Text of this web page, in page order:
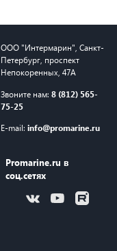
ООО "Интермарин" Санкт-
Петербург, проспект
Непокоренных, 47А
Звоните нам: 8 (812) 565-
75-25
E-mail: info@promarine.ru
Promarine.ru в
соц.сетях